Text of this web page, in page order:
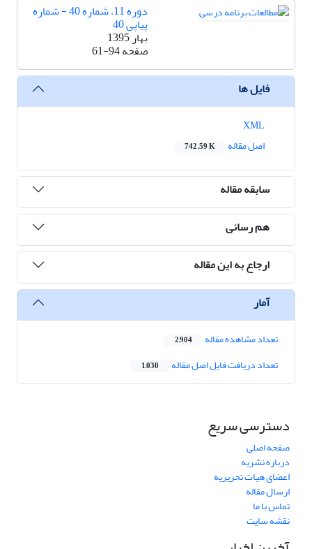
دوره 11، شماره 40 - شماره
پیاپی 40
بهار 1395
صفحه61-94
فایل ها
اصل مقاله
742.59 K
سابقه مقاله
هم رسانی
ارجاع به این مقاله
آمار
تعداد مشاهده مقاله 2,904
تعداد دریافت فایل اصل مقاله 1,030
دسترسی سریع
صفحه اصلی
درباره نشریه
اعضای هیات تحریریه
ارسال مقاله
تماس با ما
نقشه سایت